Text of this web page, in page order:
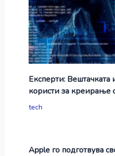
Експерти: Вештачката
користи за креирање
tech
Apple го подготвува